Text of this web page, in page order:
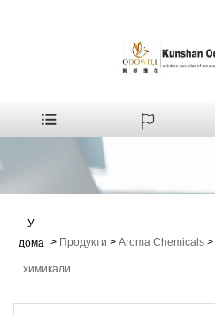
У
дома > Продукти > Aroma Chemicals >
химикали